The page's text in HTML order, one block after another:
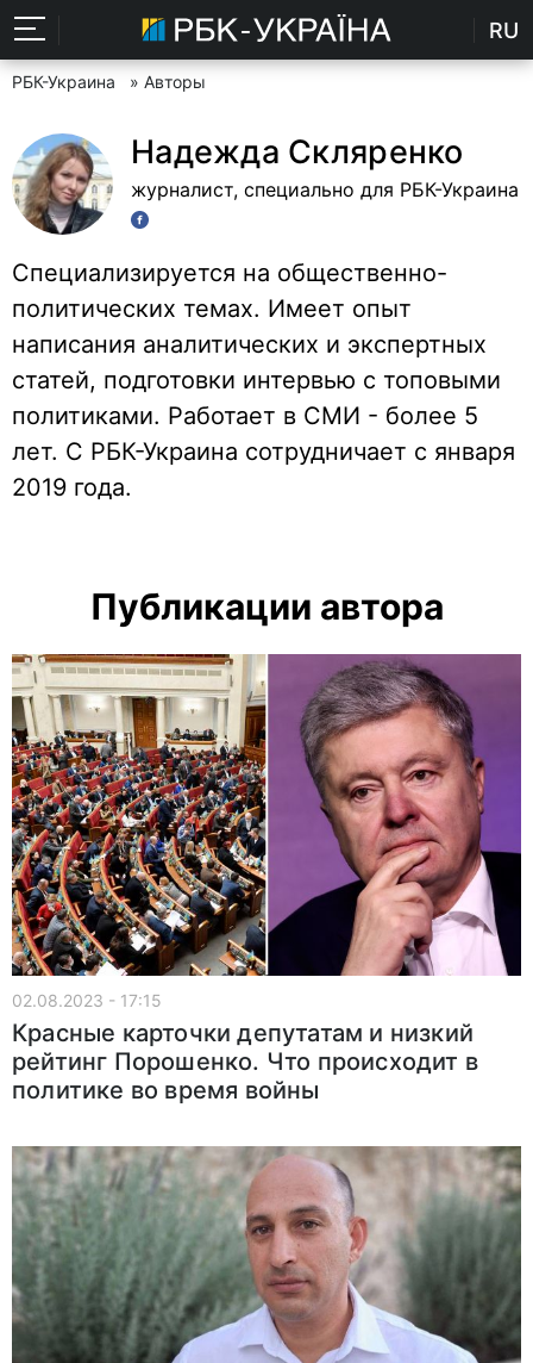
RU
РБК-Украина » Авторы
Надежда Скляренко
журналист, специально для РБК-Украина
Специализируется на общественно-
политических темах. Имеет опыт
написания аналитических и экспертных
статей, подготовки интервью с топовыми
политиками. Работает в СМИ - более 5
лет. С РБК-Украина сотрудничает с января
2019 года.
Публикации автора
02.08.2023 - 17:15
Красные карточки депутатам и низкий
рейтинг Порошенко. Что происходит в
политике во время войны